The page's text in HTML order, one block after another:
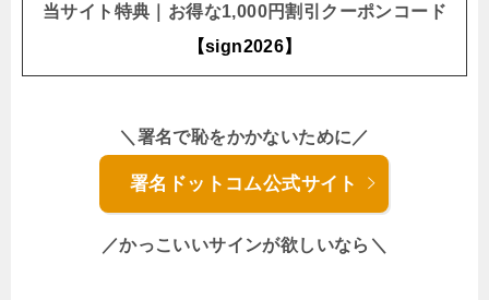
当サイト特典｜お得な1,000円割引クーポンコード
【sign2026】
＼署名で恥をかかないために／
署名ドットコム公式サイト
／かっこいいサインが欲しいなら＼